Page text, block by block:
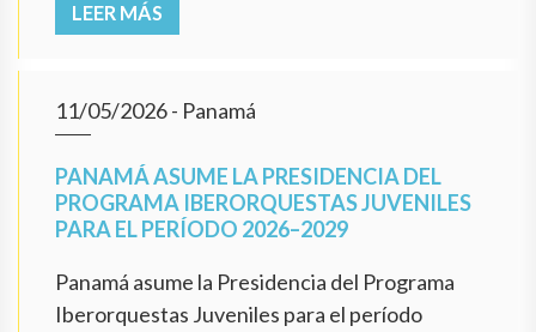
LEER MÁS
11/05/2026- Panamá
PANAMÁ ASUME LA PRESIDENCIA DEL
PROGRAMA IBERORQUESTAS JUVENILES
PARA EL PERÍODO 2026–2029
Panamá asume la Presidencia del Programa
Iberorquestas Juveniles para el período